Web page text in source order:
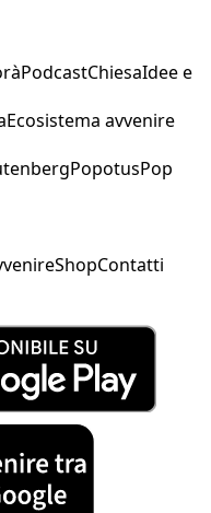
PodcastChiesaIdee e
Ecosistema avvenire
PopotusPop
ShopContatti